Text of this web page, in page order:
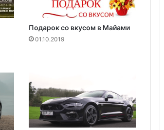
Удивительные факты о Флориде
проводили долгие выходные, теперь
доступен для сдачи в аренду для
отдыха
Подарок со вкусом в Майами
01.10.2019